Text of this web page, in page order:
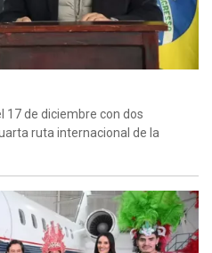
17 de diciembre con dos
ruta internacional de la